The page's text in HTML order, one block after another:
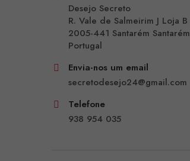
Desejo Secreto
R. Vale de Salmeirim J Loja B
2005-441 Santarém Santarém
Portugal
Envia-nos um email
secretodesejo24@gmail.com
Telefone
938 954 035